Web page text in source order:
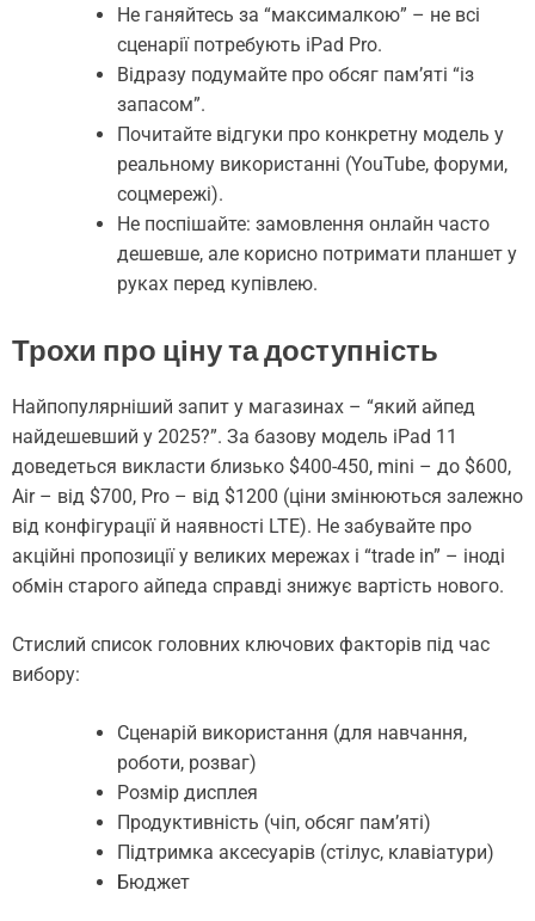
Не ганяйтесь за “максималкою” – не всі
сценарії потребують iPad Pro.
Відразу подумайте про обсяг пам’яті “із
запасом”.
Почитайте відгуки про конкретну модель у
реальному використанні (YouTube, форуми,
соцмережі).
Не поспішайте: замовлення онлайн часто
дешевше, але корисно потримати планшет у
руках перед купівлею.
Трохи про ціну та доступність
Найпопулярніший запит у магазинах – “який айпед
найдешевший у 2025?”. За базову модель iPad 11
доведеться викласти близько $400-450, mini – до $600,
Air – від $700, Pro – від $1200 (ціни змінюються залежно
від конфігурації й наявності LTE). Не забувайте про
акційні пропозиції у великих мережах і “trade in” – іноді
обмін старого айпеда справді знижує вартість нового.
Стислий список головних ключових факторів під час
вибору:
Сценарій використання (для навчання,
роботи, розваг)
Розмір дисплея
Продуктивність (чіп, обсяг пам’яті)
Підтримка аксесуарів (стілус, клавіатури)
Бюджет